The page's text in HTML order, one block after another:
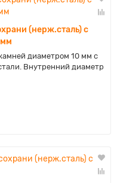
(нерж.сталь) с
диаметром 10 мм с
Внутренний диаметр